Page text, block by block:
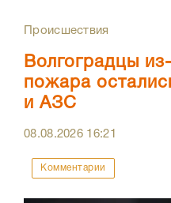
Происшествия
Волгоградцы
пожара
и АЗС
08.08.2026 16:21
Комментарии